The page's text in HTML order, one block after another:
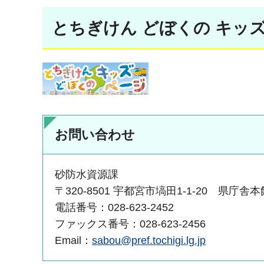
とちぎけん どぼくの キッ
お問い合わせ
砂防水資源課
〒320-8501 宇都宮市塙田1-1-20 県庁舎本
電話番号：028-623-2452
ファックス番号：028-623-2456
Email： sabou@pref.tochigi.lg.jp